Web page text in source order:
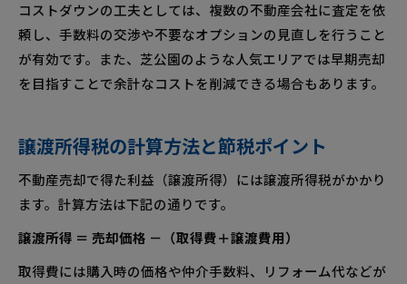
コストダウンの工夫としては、複数の不動産会社に査定を依
頼し、手数料の交渉や不要なオプションの見直しを行うこと
が有効です。また、芝公園のような人気エリアでは早期売却
を目指すことで余計なコストを削減できる場合もあります。
譲渡所得税の計算方法と節税ポイント
不動産売却で得た利益（譲渡所得）には譲渡所得税がかかり
ます。計算方法は下記の通りです。
譲渡所得 ＝ 売却価格 －（取得費＋譲渡費用）
取得費には購入時の価格や仲介手数料、リフォーム代などが